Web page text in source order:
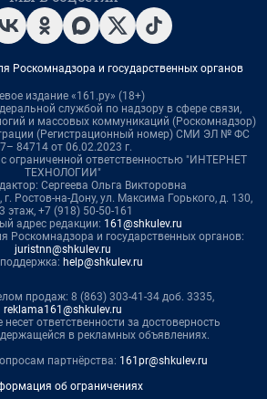
Роскомнадзора и государственных органов
издание «161.ру» (18+)
службой по надзору в сфере связи,
и массовых коммуникаций (Роскомнадзор)
(Регистрационный номер) СМИ ЭЛ № ФС
84714 от 06.02.2023 г.
ограниченной ответственностью "ИНТЕРНЕТ
ТЕХНОЛОГИИ"
Сергеева Ольга Викторовна
Ростов-на-Дону, ул. Максима Горького, д. 130,
этаж, +7 (918) 50-50-161
адрес редакции: 161@shkulev.ru
Роскомнадзора и государственных органов:
juristnn@shkulev.ru
help@shkulev.ru
продаж: 8 (863) 303-41-34 доб. 3335,
reklama161@shkulev.ru
несет ответственности за достоверность
в рекламных объявлениях.
партнёрства: 161pr@shkulev.ru
об ограничениях